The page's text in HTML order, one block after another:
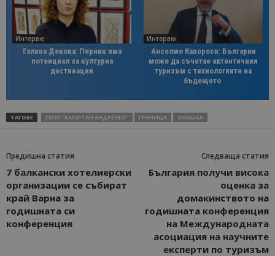
Интервю
Галина Декова: Перник има
потенциал за културна
дестинация
Интервю
Анселмо Капороси: България
може да съчетае автентичния
туризъм с технологиите на
бъдещето
ТАГОВЕ ГКПП "КАПИТАН АНДРЕЕВО" ГРАНИЦА ОПАШКА
Предишна статия
7 балкански хотелиерски
организации се събират
край Варна за
годишната си
конференция
Следваща статия
България получи висока
оценка за
домакинството на
годишната конференция
на Международната
асоциация на научните
експерти по туризъм